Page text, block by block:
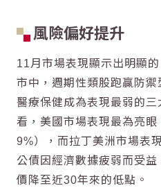
風險偏好提升
11月市場表現顯示出明顯
市中，週期性類股跑贏防
醫療保健成為表現最弱的
看，美國市場表現最為亮
9%），而拉丁美洲市場表
公債因經濟數據疲弱而受
價降至近30年來的低點。